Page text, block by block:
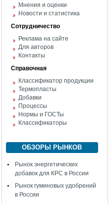
Мнения и оценки
Новости и статистика
Сотрудничество
Реклама на сайте
Для авторов
Контакты
Справочная
Классификатор продукции
Термопласты
Добавки
Процессы
Нормы и ГОСТы
Классификаторы
ОБЗОРЫ РЫНКОВ
Рынок энергетических
добавок для КРС в России
Рынок гуминовых удобрений
в России